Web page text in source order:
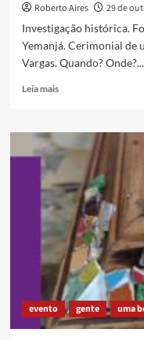
Roberto Aires 29 de
Investigação histórica.
Yemanjá. Cerimonial de
Vargas. Quando? Onde?...
Leia maisRead
Memória
do
Centro
umbanda
Abaçá
de
Yemanjá
no
Gramacho
evento gente uma